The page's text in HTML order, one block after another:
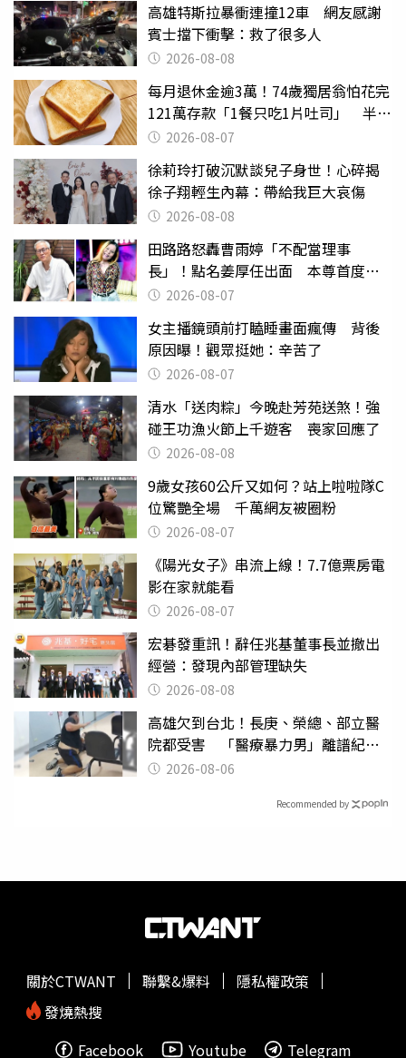
高雄特斯拉暴衝連撞12車 網友感謝
賓士擋下衝擊：救了很多人
2026-08-08
每月退休金逾3萬！74歲獨居翁怕花完
121萬存款「1餐只吃1片吐司」 半年
後暴瘦嚇壞女兒
2026-08-07
徐莉玲打破沉默談兒子身世！心碎揭
徐子翔輕生內幕：帶給我巨大哀傷
2026-08-08
田路路怒轟曹雨婷「不配當理事
長」！點名姜厚任出面 本尊首度回
應了2026-08-07
女主播鏡頭前打瞌睡畫面瘋傳 背後
原因曝！觀眾挺她：辛苦了
2026-08-07
清水「送肉粽」今晚赴芳苑送煞！強
碰王功漁火節上千遊客 喪家回應了
2026-08-08
9歲女孩60公斤又如何？站上啦啦隊C
位驚艷全場 千萬網友被圈粉
2026-08-07
《陽光女子》串流上線！7.7億票房電
影在家就能看
2026-08-07
宏碁發重訊！辭任兆基董事長並撤出
經營：發現內部管理缺失
2026-08-08
高雄欠到台北！長庚、榮總、部立醫
院都受害 「醫療暴力男」離譜紀錄
曝光2026-08-06
Recommended by
關於CTWANT 聯繫&爆料
隱私權政策
發燒熱搜
Facebook
Youtube Telegram